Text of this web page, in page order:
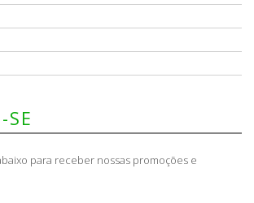
SE
para receber nossas promoções e